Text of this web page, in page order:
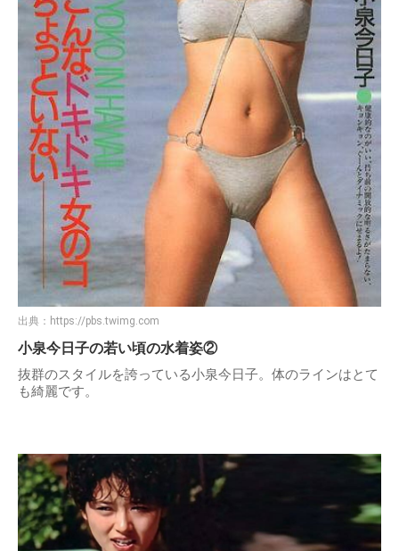
出典： https://pbs.twimg.com
小泉今日子の若い頃の水着姿②
抜群のスタイルを誇っている小泉今日子。体のラインはとて
も綺麗です。